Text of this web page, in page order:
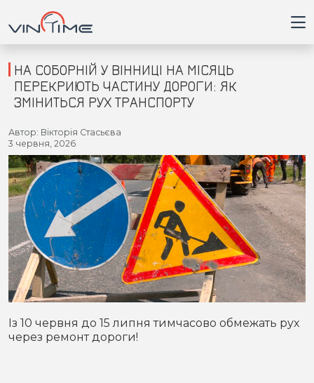
Головна
Війна
Новини
Кримінал
Здоров'я
Приватна думка
В кулуарах
Місто
НА СОБОРНІЙ У ВІННИЦІ НА МІСЯЦЬ
ПЕРЕКРИЮТЬ ЧАСТИНУ ДОРОГИ: ЯК
ЗМІНИТЬСЯ РУХ ТРАНСПОРТУ
Автор: Вікторія Стасьєва
3 червня, 2026
Із 10 червня до 15 липня тимчасово обмежать рух
через ремонт дороги!